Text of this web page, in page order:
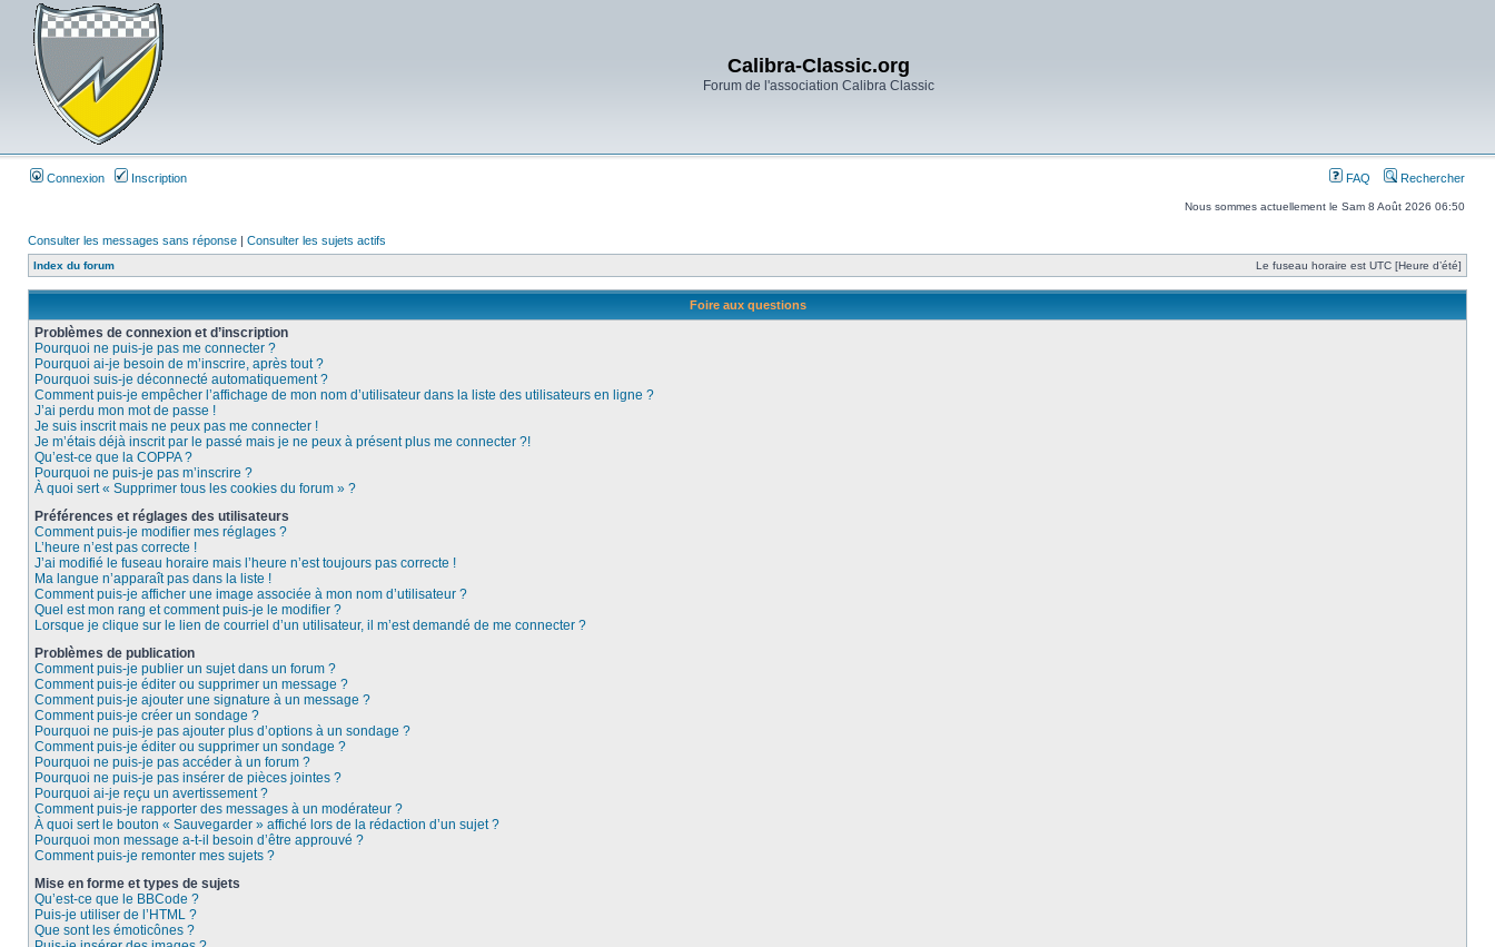
Calibra-Classic.org
Forum de l'association Calibra Classic
Connexion Inscription FAQ Rechercher
Nous sommes actuellement le Sam 8 Août 2026 06:50
Consulter les messages sans réponse | Consulter les sujets actifs
Index du forum Le fuseau horaire est UTC [Heure d’été]
Foire aux questions
Problèmes de connexion et d’inscription
Pourquoi ne puis-je pas me connecter ?
Pourquoi ai-je besoin de m’inscrire, après tout ?
Pourquoi suis-je déconnecté automatiquement ?
Comment puis-je empêcher l’affichage de mon nom d’utilisateur dans la liste des utilisateurs en ligne ?
J’ai perdu mon mot de passe !
Je suis inscrit mais ne peux pas me connecter !
Je m’étais déjà inscrit par le passé mais je ne peux à présent plus me connecter ?!
Qu’est-ce que la COPPA ?
Pourquoi ne puis-je pas m’inscrire ?
À quoi sert « Supprimer tous les cookies du forum » ?
Préférences et réglages des utilisateurs
Comment puis-je modifier mes réglages ?
L’heure n’est pas correcte !
J’ai modifié le fuseau horaire mais l’heure n’est toujours pas correcte !
Ma langue n’apparaît pas dans la liste !
Comment puis-je afficher une image associée à mon nom d’utilisateur ?
Quel est mon rang et comment puis-je le modifier ?
Lorsque je clique sur le lien de courriel d’un utilisateur, il m’est demandé de me connecter ?
Problèmes de publication
Comment puis-je publier un sujet dans un forum ?
Comment puis-je éditer ou supprimer un message ?
Comment puis-je ajouter une signature à un message ?
Comment puis-je créer un sondage ?
Pourquoi ne puis-je pas ajouter plus d’options à un sondage ?
Comment puis-je éditer ou supprimer un sondage ?
Pourquoi ne puis-je pas accéder à un forum ?
Pourquoi ne puis-je pas insérer de pièces jointes ?
Pourquoi ai-je reçu un avertissement ?
Comment puis-je rapporter des messages à un modérateur ?
À quoi sert le bouton « Sauvegarder » affiché lors de la rédaction d’un sujet ?
Pourquoi mon message a-t-il besoin d’être approuvé ?
Comment puis-je remonter mes sujets ?
Mise en forme et types de sujets
Qu’est-ce que le BBCode ?
Puis-je utiliser de l’HTML ?
Que sont les émoticônes ?